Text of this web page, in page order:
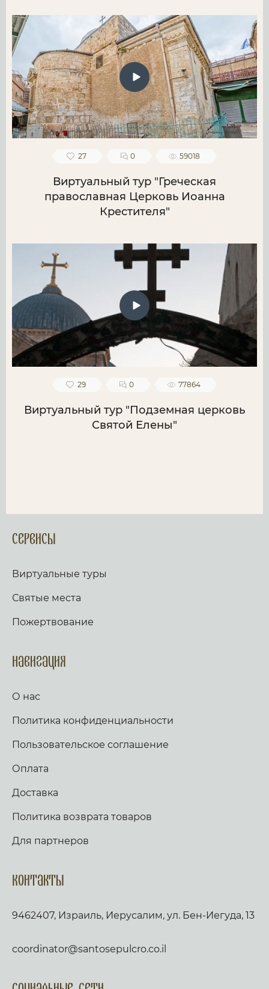
27 0 59018
Виртуальный тур "Греческая
православная Церковь Иоанна
Крестителя"
29 0 77864
Виртуальный тур "Подземная церковь
Святой Елены"
Сервисы
Виртуальные туры
Святые места
Пожертвование
Навигация
О нас
Политика конфиденциальности
Пользовательское соглашение
Оплата
Доставка
Политика возврата товаров
Для партнеров
Контакты
9462407, Израиль, Иерусалим, ул. Бен-Иегуда, 13
coordinator@santosepulcro.co.il